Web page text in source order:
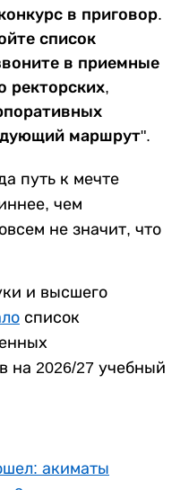
в приговор.
список
в приемные
ректорских,
маршрут".
путь к мечте
чем
не значит, что
и высшего
список
на 2026/27 учебный
акиматы